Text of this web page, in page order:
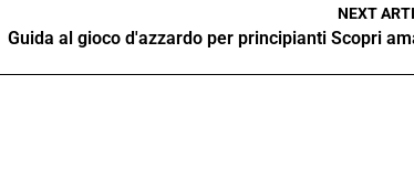
NEXT